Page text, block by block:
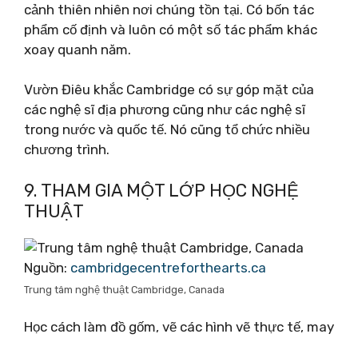
cảnh thiên nhiên nơi chúng tồn tại. Có bốn tác
phẩm cố định và luôn có một số tác phẩm khác
xoay quanh năm.
Vườn Điêu khắc Cambridge có sự góp mặt của
các nghệ sĩ địa phương cũng như các nghệ sĩ
trong nước và quốc tế. Nó cũng tổ chức nhiều
chương trình.
9. THAM GIA MỘT LỚP HỌC NGHỆ
THUẬT
Nguồn: cambridgecentreforthearts.ca
Trung tâm nghệ thuật Cambridge, Canada
Học cách làm đồ gốm, vẽ các hình vẽ thực tế, may